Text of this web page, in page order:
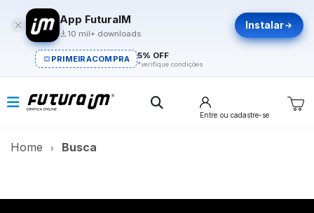
App FuturaIM
10 mil+ downloads
Instalar
PRIMEIRACOMPRA 5% OFF
*verifique condições
Entre ou cadastre-se
Home Busca